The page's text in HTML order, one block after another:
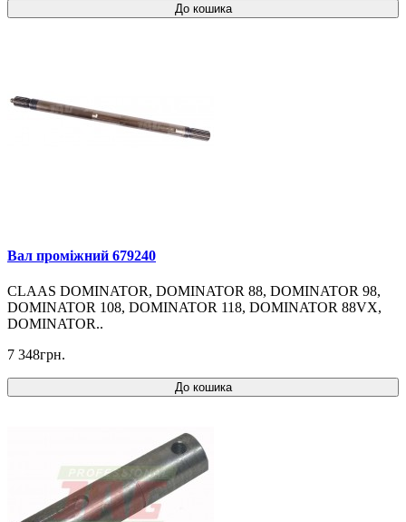
До кошика
Вал проміжний 679240
CLAAS DOMINATOR, DOMINATOR 88, DOMINATOR 98,
DOMINATOR 108, DOMINATOR 118, DOMINATOR 88VX,
DOMINATOR..
7 348грн.
До кошика